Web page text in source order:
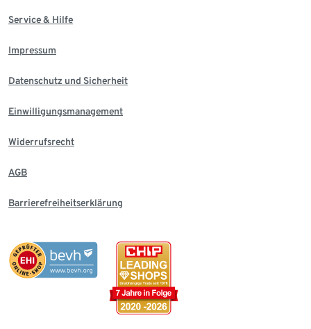
Service & Hilfe
Impressum
Datenschutz und Sicherheit
Einwilligungsmanagement
Widerrufsrecht
AGB
Barrierefreiheitserklärung